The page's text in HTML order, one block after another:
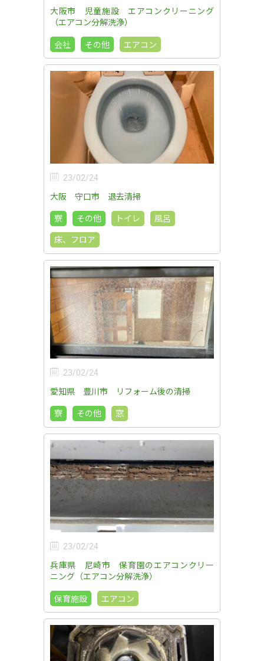
大阪市 児童施設 エアコンクリーニング
（エアコン分解洗浄）
会社
その他 エアコン
23/02/24
大阪 守口市 退去清掃
寮
その他 トイレ
風呂
床、フロア
23/02/24
愛知県 豊川市 リフォーム後の清掃
寮
その他 窓
23/02/24
兵庫県 尼崎市 保育園のエアコンクリー
ニング（エアコン分解洗浄）
保育施設
エアコン